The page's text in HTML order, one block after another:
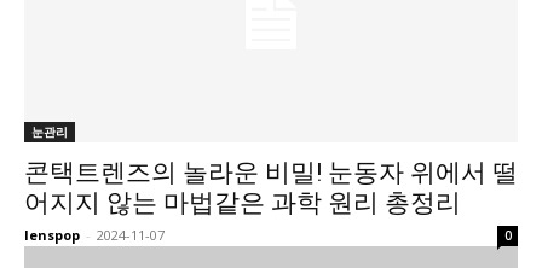
눈관리
콘택트렌즈의 놀라운 비밀! 눈동자 위에서 떨
어지지 않는 마법같은 과학 원리 총정리
lenspop - 2024-11-07 0